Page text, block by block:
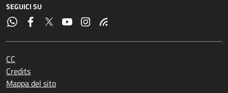
SEGUICI SU
CC
Credits
Mappa del sito